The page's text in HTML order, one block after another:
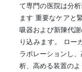
て専門の医院は分
ます 重要なケアと
吸器および新陳代
り込みます。 ロー
ラボレーションし
析、高める装置の